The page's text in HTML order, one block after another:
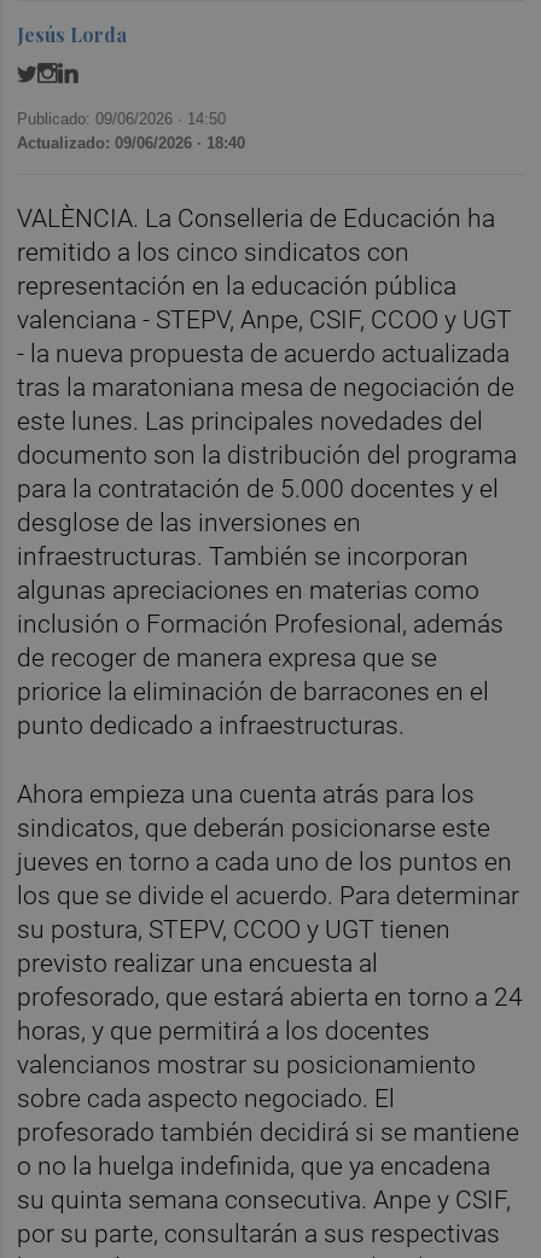
Jesús Lorda
Publicado: 09/06/2026 · 14:50
Actualizado: 09/06/2026 · 18:40
VALÈNCIA. La Conselleria de Educación ha
remitido a los cinco sindicatos con
representación en la educación pública
valenciana - STEPV, Anpe, CSIF, CCOO y UGT
- la nueva propuesta de acuerdo actualizada
tras la maratoniana mesa de negociación de
este lunes. Las principales novedades del
documento son la distribución del programa
para la contratación de 5.000 docentes y el
desglose de las inversiones en
infraestructuras. También se incorporan
algunas apreciaciones en materias como
inclusión o Formación Profesional, además
de recoger de manera expresa que se
priorice la eliminación de barracones en el
punto dedicado a infraestructuras.
Ahora empieza una cuenta atrás para los
sindicatos, que deberán posicionarse este
jueves en torno a cada uno de los puntos en
los que se divide el acuerdo. Para determinar
su postura, STEPV, CCOO y UGT tienen
previsto realizar una encuesta al
profesorado, que estará abierta en torno a 24
horas, y que permitirá a los docentes
valencianos mostrar su posicionamiento
sobre cada aspecto negociado. El
profesorado también decidirá si se mantiene
o no la huelga indefinida, que ya encadena
su quinta semana consecutiva. Anpe y CSIF,
por su parte, consultarán a sus respectivas